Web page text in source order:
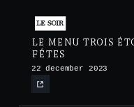
LE MENU TROIS
FÊTES
22 december 2023